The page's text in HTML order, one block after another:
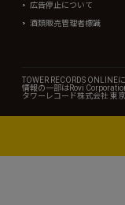
広告停止について
酒類販売管理者標識
TOWER RECORDS
情報の一部はRovi
タワーレコード株式会社 東